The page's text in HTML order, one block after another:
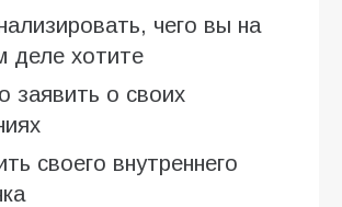
чего вы на
деле хотите
заявить о своих
своего внутреннего